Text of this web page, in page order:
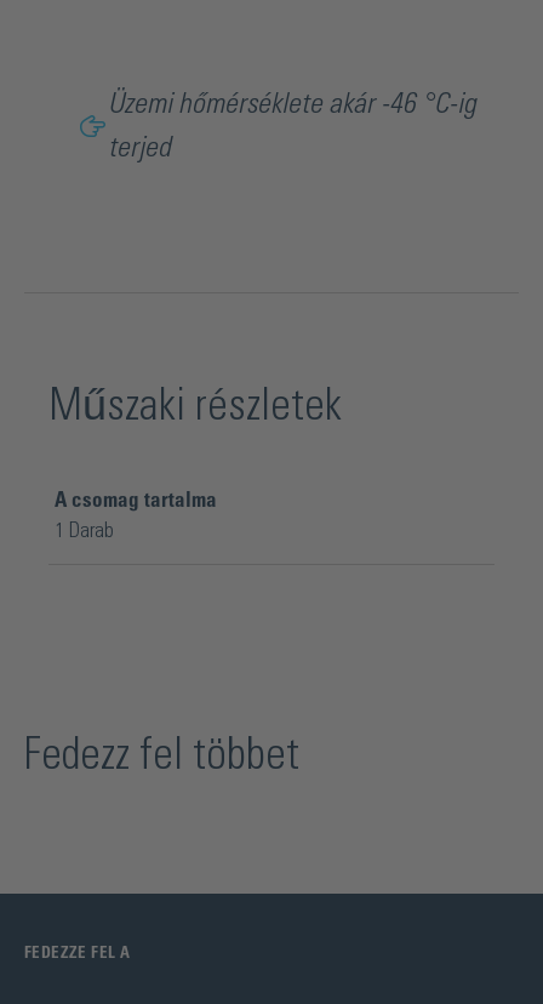
Üzemi hőmérséklete akár -46 °C-ig
terjed
Műszaki részletek
A csomag tartalma
1 Darab
Fedezz fel többet
FEDEZZE FEL A